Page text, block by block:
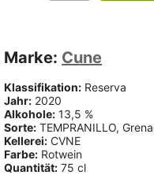
Marke: Cune
Klassifikation: Reserva
Jahr: 2020
Alkohole: 13,5 %
Sorte: TEMPRANILLO,
Kellerei: CVNE
Farbe: Rotwein
Quantität: 75 cl